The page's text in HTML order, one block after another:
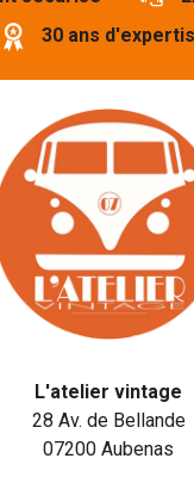
30 ans
L'atelier vintage
28 Av. de Bellande
07200 Aubenas